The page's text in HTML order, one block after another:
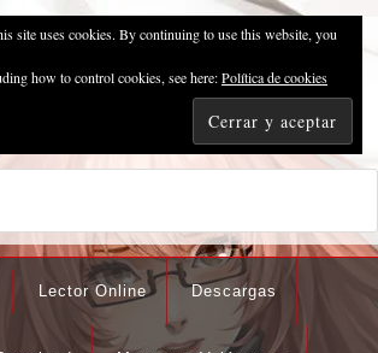
is at what I do, but what I do best isn't very
Lector Online Descargas
site uses cookies. By continuing to use this website, you
how to control cookies, see here:Política de cookies